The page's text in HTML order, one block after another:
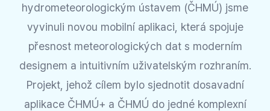
hydrometeorologickým ústavem (ČHMÚ) jsme
vyvinuli novou mobilní aplikaci, která spojuje
přesnost meteorologických dat s moderním
designem a intuitivním uživatelským rozhraním.
Projekt, jehož cílem bylo sjednotit dosavadní
aplikace ČHMÚ+ a ČHMÚ do jedné komplexní